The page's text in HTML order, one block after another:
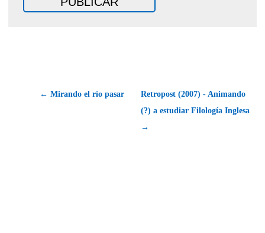
← Mirando el río pasar
Retropost (2007) - Animando
(?) a estudiar Filología Inglesa
→